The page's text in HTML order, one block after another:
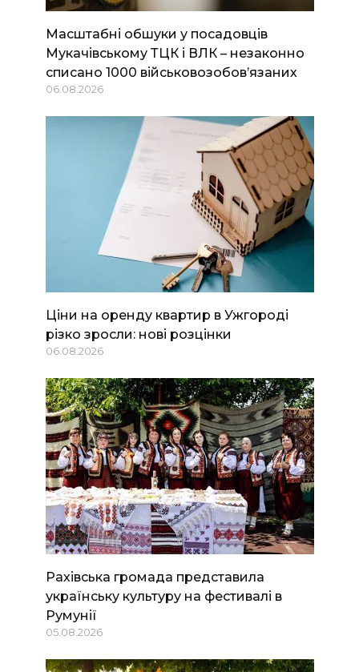
Масштабні обшуки у посадовців
Мукачівському ТЦК і ВЛК – незаконно
списано 1000 військовозобов’язаних
06.08.2026
Ціни на оренду квартир в Ужгороді
різко зросли: нові розцінки
06.08.2026
Рахівська громада представила
українську культуру на фестивалі в
Румунії
05.08.2026